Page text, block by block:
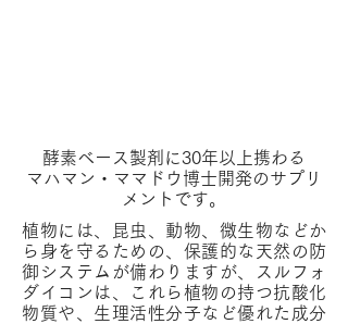
酵素ベース製剤に30年以上携わる
マハマン・ママドウ博士開発のサプリ
メントです。
植物には、昆虫、動物、微生物などか
ら身を守るための、保護的な天然の防
御システムが備わりますが、スルフォ
ダイコンは、これら植物の持つ抗酸化
物質や、生理活性分子など優れた成分